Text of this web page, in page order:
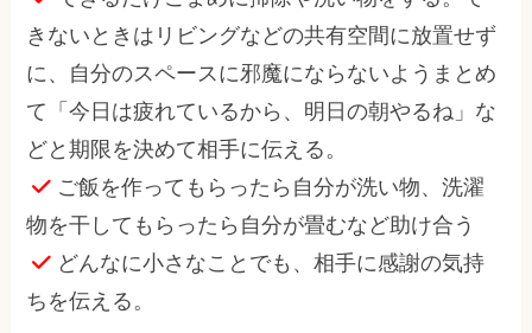
きないときはリビングなどの共有空間に放置せず
に、自分のスペースに邪魔にならないようまとめ
て「今日は疲れているから、明日の朝やるね」な
どと期限を決めて相手に伝える。
ご飯を作ってもらったら自分が洗い物、洗濯
物を干してもらったら自分が畳むなど助け合う
どんなに小さなことでも、相手に感謝の気持
ちを伝える。